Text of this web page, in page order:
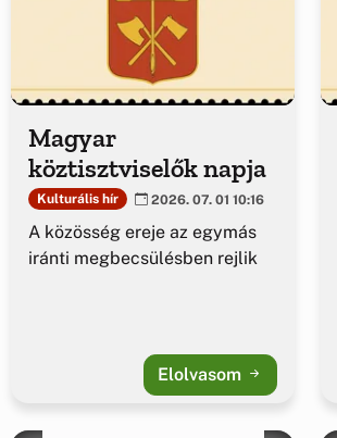
Magyar
köztisztviselők napja
Kulturális hír 2026. 07. 01 10:16
A közösség ereje az egymás
iránti megbecsülésben rejlik
Elolvasom